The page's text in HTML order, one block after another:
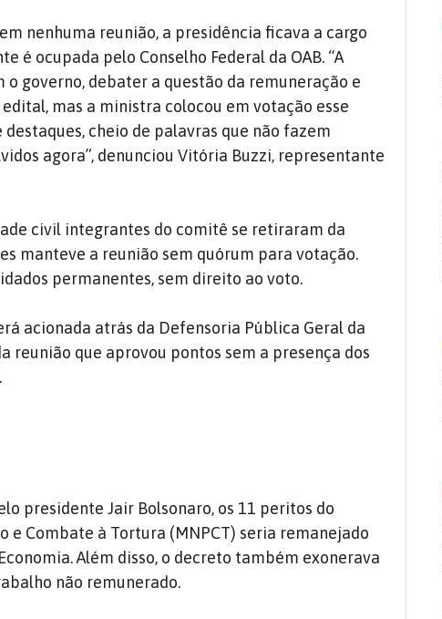
nenhuma reunião, a presidência ficava a cargo
é ocupada pelo Conselho Federal da OAB. “A
o governo, debater a questão da remuneração e
mas a ministra colocou em votação esse
cheio de palavras que não fazem
agora”, denunciou Vitória Buzzi, representante
civil integrantes do comitê se retiraram da
manteve a reunião sem quórum para votação.
permanentes, sem direito ao voto.
acionada atrás da Defensoria Pública Geral da
reunião que aprovou pontos sem a presença dos
presidente Jair Bolsonaro, os 11 peritos do
e Combate à Tortura (MNPCT) seria remanejado
Além disso, o decreto também exonerava
não remunerado.